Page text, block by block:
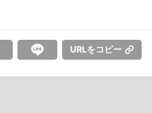
URLをコピー